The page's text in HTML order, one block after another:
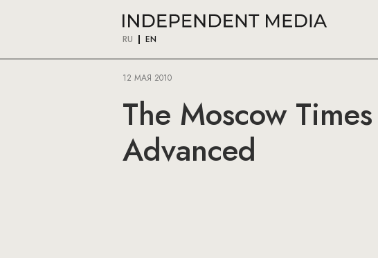
RU EN
12 МАЯ 2010
The Moscow
Advanced